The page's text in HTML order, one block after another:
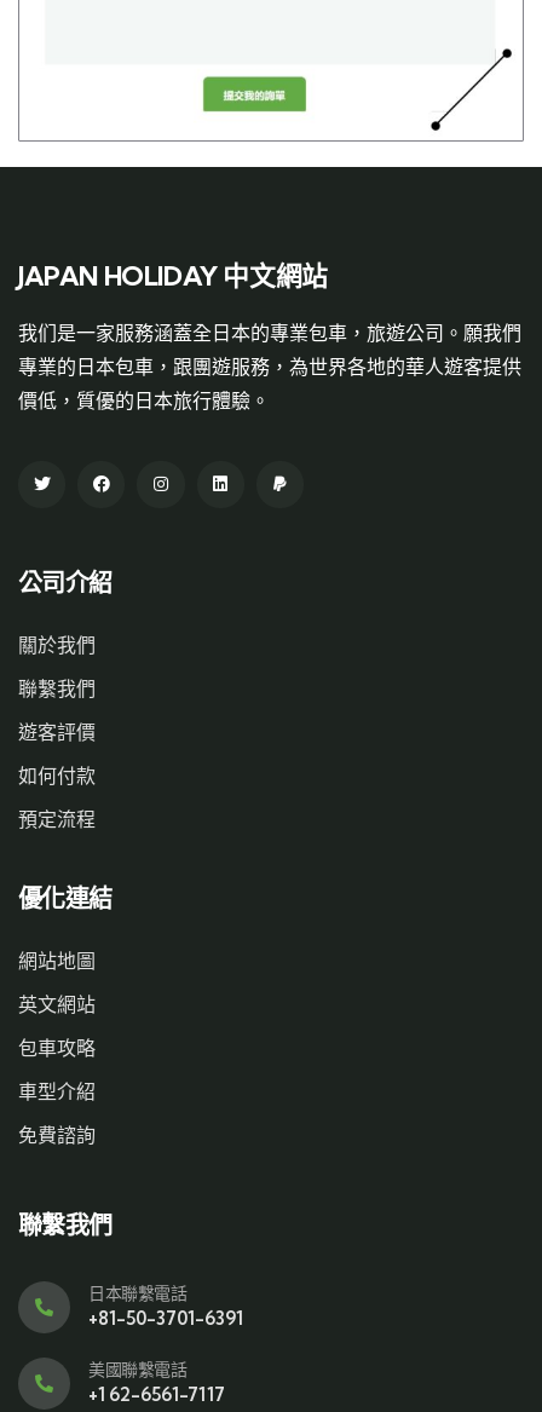
JAPAN HOLIDAY 中文網站
我们是一家服務涵蓋全日本的專業包車，旅遊公司。願我們
專業的日本包車，跟團遊服務，為世界各地的華人遊客提供
價低，質優的日本旅行體驗。
公司介紹
關於我們
聯繫我們
遊客評價
如何付款
預定流程
優化連結
網站地圖
英文網站
包車攻略
車型介紹
免費諮詢
聯繫我們
日本聯繫電話
+81-50-3701-6391
美國聯繫電話
+1 62-6561-7117